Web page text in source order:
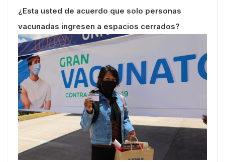
¿Esta usted de acuerdo que solo personas
vacunadas ingresen a espacios cerrados?